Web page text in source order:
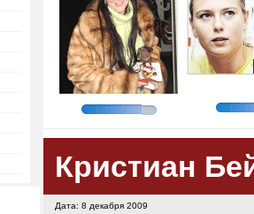
Кристиан
Дата: 8 декабря 2009